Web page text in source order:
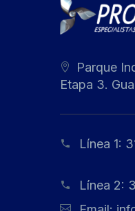
Parque
Etapa 3.
Línea 1:
Línea 2: